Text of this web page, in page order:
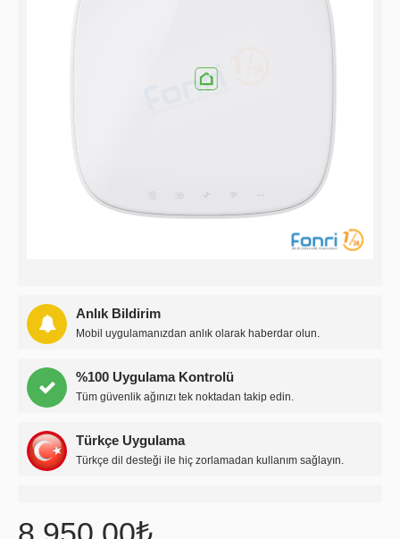
Anlık Bildirim
Mobil uygulamanızdan anlık olarak haberdar olun.
%100 Uygulama Kontrolü
Tüm güvenlik ağınızı tek noktadan takip edin.
Türkçe Uygulama
Türkçe dil desteği ile hiç zorlamadan kullanım sağlayın.